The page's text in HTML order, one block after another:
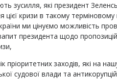
зусилля, які президент
цієї кризи в такому
ми цінуємо можливість
президента щодо
пріоритетних заходів, які на
судової влади та